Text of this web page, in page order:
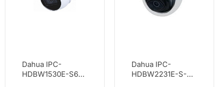
Dahua IPC-
HDBW1530E-S6
Dahua IPC-
HDBW2231E-S-